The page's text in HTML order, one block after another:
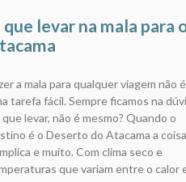
que levar na mala para
a mala para qualquer viagem não é
tarefa fácil. Sempre ficamos na
levar, não é mesmo? Quando o
é o Deserto do Atacama a coisa
e muito. Com clima seco e
que variam entre o calor